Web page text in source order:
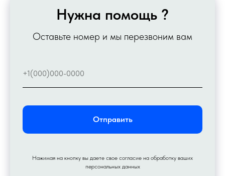
Нужна помощь ?
Оставьте номер и мы перезвоним вам
Отправить
Нажимая на кнопку вы даете свое согласие на обработку ваших
персональных данных